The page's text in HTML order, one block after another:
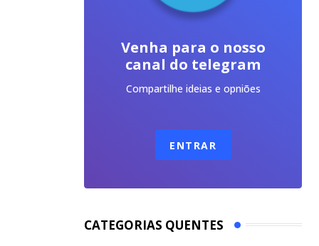
Venha para o nosso
canal do telegram
Compartilhe ideias e opniões
ENTRAR
CATEGORIAS QUENTES